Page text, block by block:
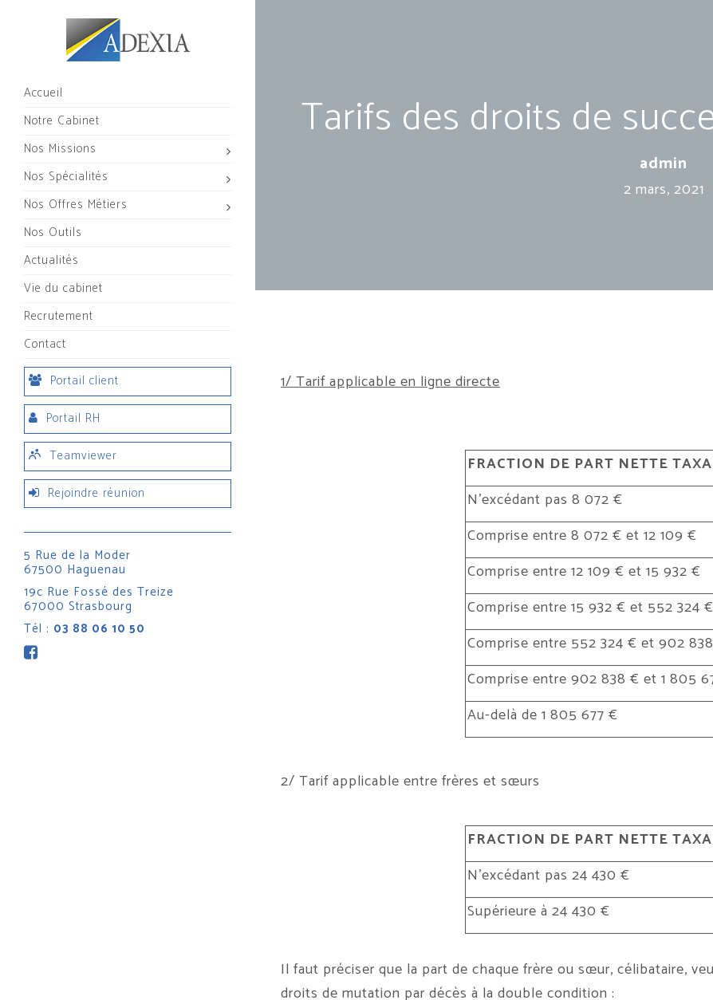
Accueil
Notre Cabinet
Nos Missions
Nos Spécialités
Nos Offres Métiers
Nos Outils
Actualités
Vie du cabinet
Recrutement
Contact
Portail client
Portail RH
Teamviewer
Rejoindre réunion
5 Rue de la Moder
67500 Haguenau
19c Rue Fossé des Treize
67000 Strasbourg
Tél : 03 88 06 10 50
Tarifs des droits de
admin
2 mars, 2021
1/ Tarif applicable en ligne directe
FRACTION DE PART NETTE
N’excédant pas 8 072 €
Comprise entre 8 072 € et 12 109 €
Comprise entre 12 109 € et 15 932 €
Comprise entre 15 932 € et 552 324 €
Comprise entre 552 324 € et 902
Comprise entre 902 838 € et 1 805
Au-delà de 1 805 677 €
2/ Tarif applicable entre frères et sœurs
FRACTION DE PART NETTE
N’excédant pas 24 430 €
Supérieure à 24 430 €
Il faut préciser que la part de chaque frère ou sœur, célibataire,
droits de mutation par décès à la double condition :